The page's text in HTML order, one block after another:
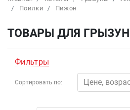
Поилки
Пижон
ТОВАРЫ ДЛЯ
Фильтры
Сортировать по: Цене,